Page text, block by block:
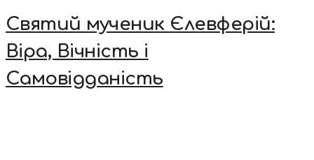
Святий мученик Єлевферій:
Віра, Вічність і
Самовідданість